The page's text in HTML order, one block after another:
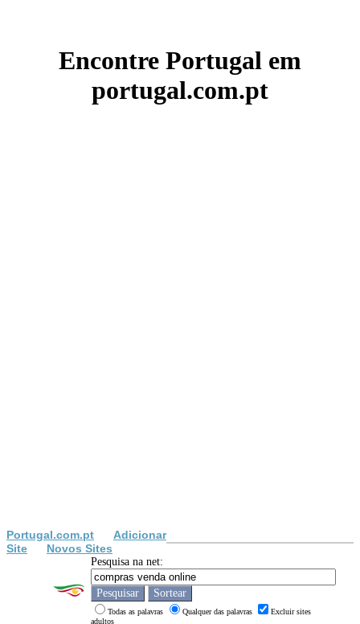
Encontre Portugal em
portugal.com.pt
Portugal.com.pt
Adicionar
Site
Novos Sites
Pesquisa na net:
Todas as palavras Qualquer das palavras
Excluir sites
adultos